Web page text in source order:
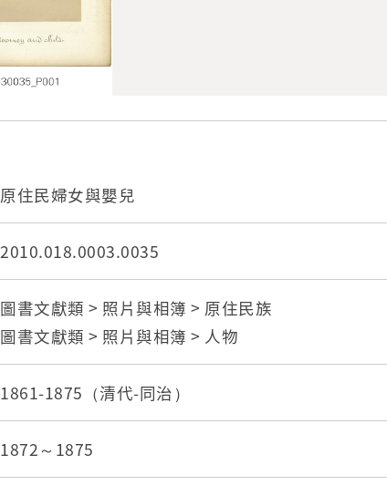
原住民婦女與嬰兒
2010.018.0003.0035
圖書文獻類 > 照片與相簿 > 原住民族
圖書文獻類 > 照片與相簿 > 人物
1861-1875（清代-同治）
1872～1875